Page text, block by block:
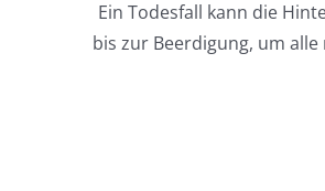
Ein Todesfall kann die
bis zur Beerdigung, um